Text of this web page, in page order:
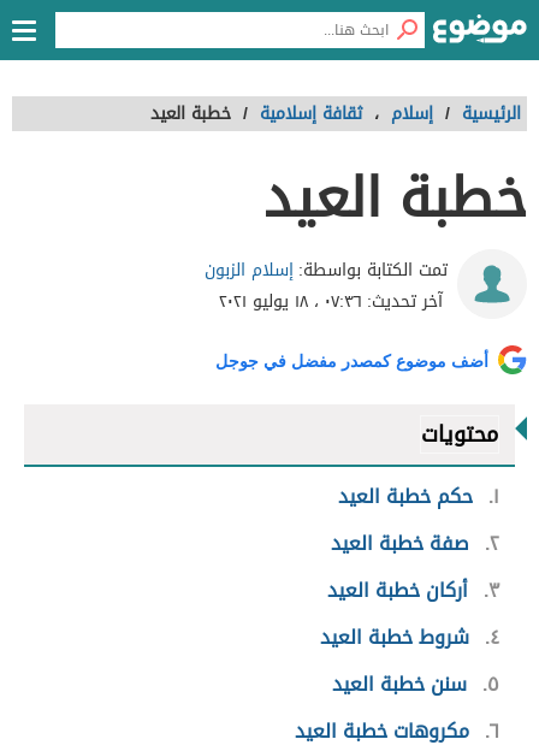
الرئيسية / إسلام ، ثقافة إسلامية / خطبة العيد
خطبة العيد
تمت الكتابة بواسطة:إسلام الزبون
آخر تحديث: ٠٧:٣٦ ، ١٨ يوليو ٢٠٢١
أضف موضوع كمصدر مفضل في جوجل
محتويات
١ حكم خطبة العيد
٢ صفة خطبة العيد
٣ أركان خطبة العيد
٤ شروط خطبة العيد
٥ سنن خطبة العيد
٦ مكروهات خطبة العيد